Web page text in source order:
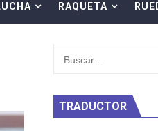
The Vanity Project
RAQUETA
TRADUCTOR